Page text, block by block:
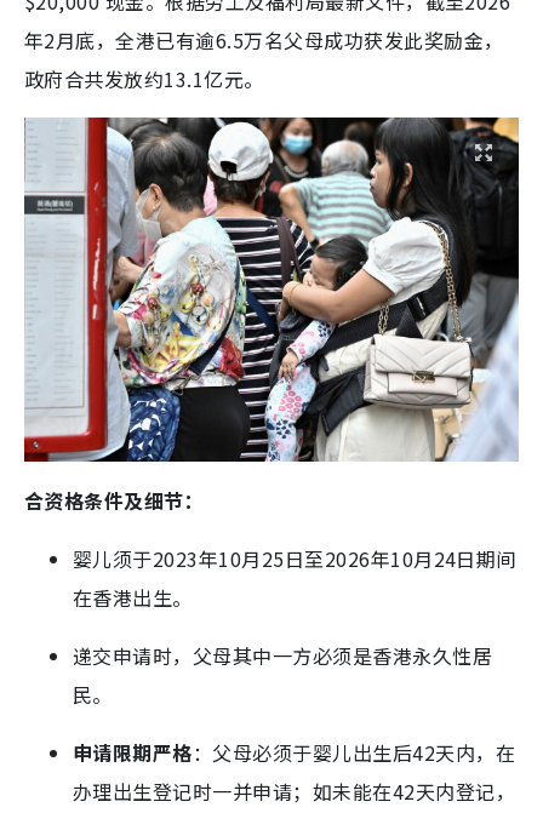
年2月底，全港已有逾6.5万名父母成功获发此奖励金，
政府合共发放约13.1亿元。
合资格条件及细节：
婴儿须于2023年10月25日至2026年10月24日期间
在香港出生。
递交申请时，父母其中一方必须是香港永久性居
民。
申请限期严格：父母必须于婴儿出生后42天内，在
办理出生登记时一并申请；如未能在42天内登记，